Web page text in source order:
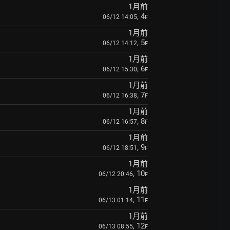
1月前
06/12 14:05, 4F
1月前
06/12 14:12, 5F
1月前
06/12 15:30, 6F
1月前
06/12 16:38, 7F
1月前
06/12 16:57, 8F
1月前
06/12 18:51 , 9F
1月前
06/12 20:46, 10F
1月前
06/13 01:14, 11 F
1月前
06/13 08:55, 12F